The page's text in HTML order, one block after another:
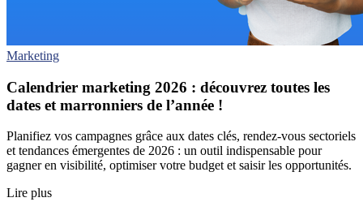
Marketing
Calendrier marketing 2026 : découvrez toutes les
dates et marronniers de l’année !
Planifiez vos campagnes grâce aux dates clés, rendez-vous sectoriels
et tendances émergentes de 2026 : un outil indispensable pour
gagner en visibilité, optimiser votre budget et saisir les opportunités.
Lire plus